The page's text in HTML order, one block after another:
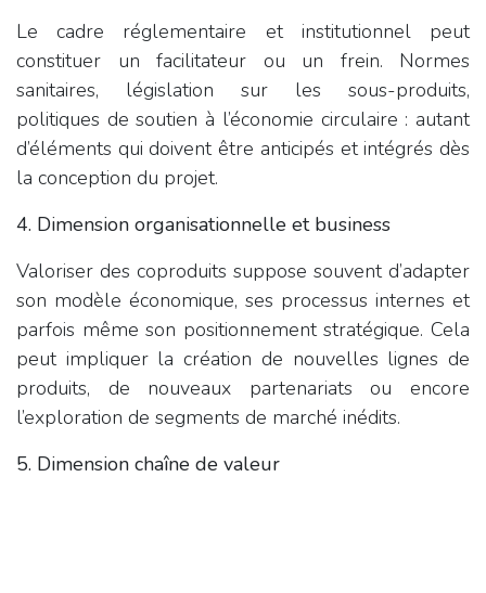
Le cadre réglementaire et institutionnel peut
constituer un facilitateur ou un frein. Normes
sanitaires, législation sur les sous-produits,
politiques de soutien à l’économie circulaire : autant
d’éléments qui doivent être anticipés et intégrés dès
la conception du projet.
4. Dimension organisationnelle et business
Valoriser des coproduits suppose souvent d’adapter
son modèle économique, ses processus internes et
parfois même son positionnement stratégique. Cela
peut impliquer la création de nouvelles lignes de
produits, de nouveaux partenariats ou encore
l’exploration de segments de marché inédits.
5. Dimension chaîne de valeur